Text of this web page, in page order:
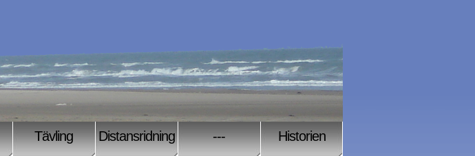
Tävling Distansridning --- Historien